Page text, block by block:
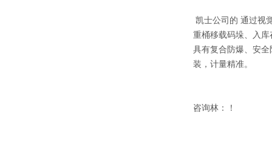
凯士公司的 通过视
重桶移载码垛、入
具有复合防爆、安
装，计量精准。
咨询林：！